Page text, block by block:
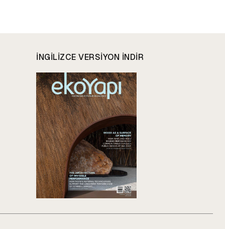
INGILIZCE VERSIYON INDIR